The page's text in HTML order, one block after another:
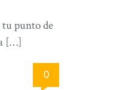
tu punto de
[…]
0